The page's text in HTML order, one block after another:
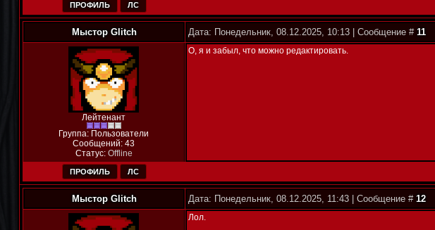
ПРОФИЛЬ ЛС
Мыстор Glitch Дата: Понедельник, 08.12.2025, 10:13 | Сообщение # 11
Лейтенант
Группа: Пользователи
Сообщений: 43
Статус: Offline
О, я и забыл, что можно редактировать.
ПРОФИЛЬ ЛС
Мыстор Glitch Дата: Понедельник, 08.12.2025, 11:43 | Сообщение # 12
Лол.